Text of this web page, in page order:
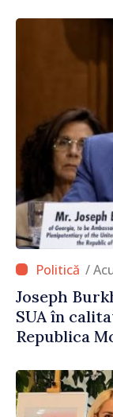
/
Joseph
SUA în
Republica